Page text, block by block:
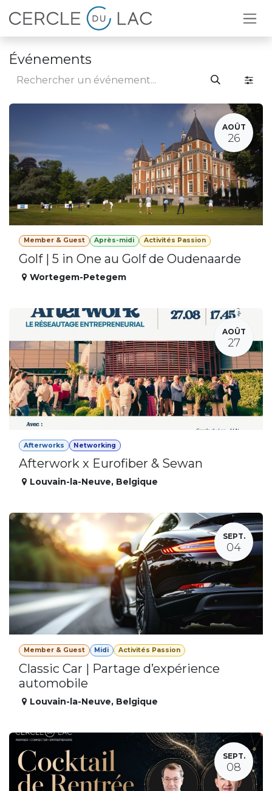
Se rendre au contenu
Événements
AOÛT
26
Member & Guest Après-midi Activités Passion
Golf | 5 in One au Golf de Oudenaarde
Wortegem-Petegem
AOÛT
27
Afterworks Networking
Afterwork x Eurofiber & Sewan
Louvain-la-Neuve, Belgique
SEPT.
04
Member & Guest Midi Activités Passion
Classic Car | Partage d’expérience
automobile
Louvain-la-Neuve, Belgique
SEPT.
08